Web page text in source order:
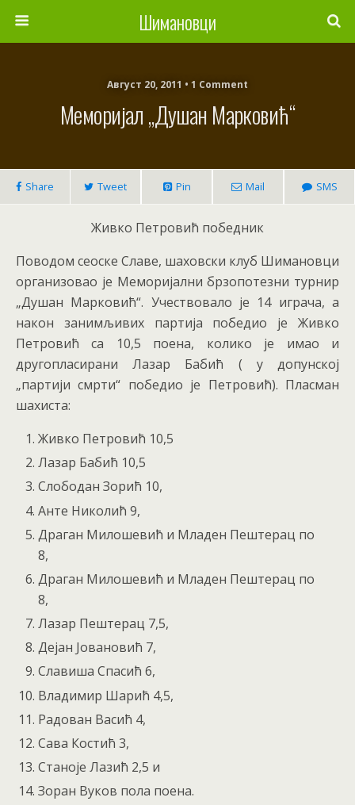
Шимановци
Август 20, 2011 • 1 Comment
Меморијал „Душан Марковић“
Share Tweet Pin Mail SMS
Живко Петровић победник
Поводом сеоске Славе, шаховски клуб Шимановци
организовао је Меморијални брзопотезни турнир
„Душан Марковић“. Учествовало је 14 играча, а
након занимљивих партија победио је Живко
Петровић са 10,5 поена, колико је имао и
другопласирани Лазар Бабић ( у допунској
„партији смрти“ победио је Петровић). Пласман
шахиста:
Живко Петровић 10,5
Лазар Бабић 10,5
Слободан Зорић 10,
Анте Николић 9,
Драган Милошевић и Младен Пештерац по
8,
Драган Милошевић и Младен Пештерац по
8,
Лазар Пештерац 7,5,
Дејан Јовановић 7,
Славиша Спасић 6,
Владимир Шарић 4,5,
Радован Васић 4,
Сава Костић 3,
Станоје Лазић 2,5 и
Зоран Вуков пола поена.